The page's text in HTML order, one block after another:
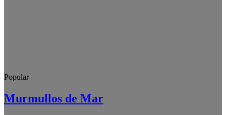
Popular
Murmullos de Mar